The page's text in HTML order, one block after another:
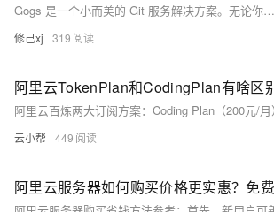
Gogs 是一个小而美的 Git 服务解决方案。无论你是想在个人服务器上搭建私有的代码仓库，还是为小团队提供一个轻量级的代码协作平台，Gogs 都是一个值得考虑的选择。
修己xj 319
云小帮 449